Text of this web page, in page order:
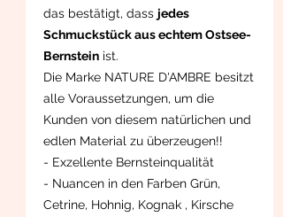
das bestätigt, dass jedes
Schmuckstück aus echtem Ostsee-
Bernstein ist.
Die Marke NATURE D'AMBRE besitzt
alle Voraussetzungen, um die
Kunden von diesem natürlichen und
edlen Material zu überzeugen!!
- Exzellente Bernsteinqualität
- Nuancen in den Farben Grün,
Cetrine, Hohnig, Kognak , Kirsche